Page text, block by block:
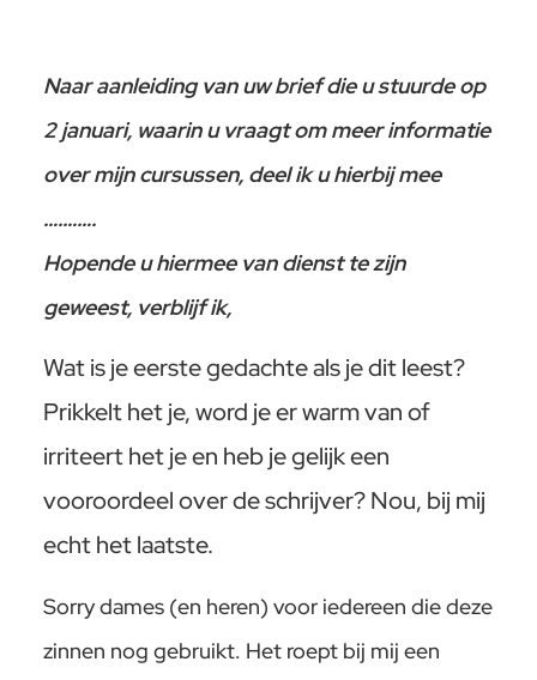
Naar aanleiding van uw brief die u stuurde op
2 januari, waarin u vraagt om meer informatie
over mijn cursussen, deel ik u hierbij mee
….…….
Hopende u hiermee van dienst te zijn
geweest, verblijf ik,
Wat is je eerste gedachte als je dit leest?
Prikkelt het je, word je er warm van of
irriteert het je en heb je gelijk een
vooroordeel over de schrijver? Nou, bij mij
echt het laatste.
Sorry dames (en heren) voor iedereen die deze
zinnen nog gebruikt. Het roept bij mij een